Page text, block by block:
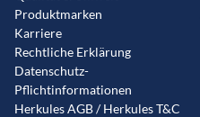
Produktmarken
Karriere
Rechtliche Erklärung
Datenschutz-
Pflichtinformationen
Herkules AGB / Herkules T&C